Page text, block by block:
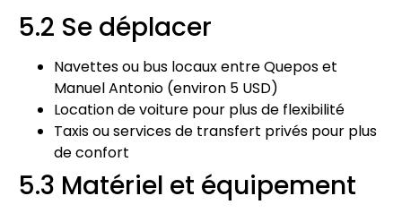
5.2 Se déplacer
Navettes ou bus locaux entre Quepos et
Manuel Antonio (environ 5 USD)
Location de voiture pour plus de flexibilité
Taxis ou services de transfert privés pour plus
de confort
5.3 Matériel et équipement